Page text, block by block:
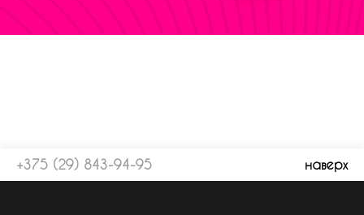
+375 (29) 843-94-95 наверх